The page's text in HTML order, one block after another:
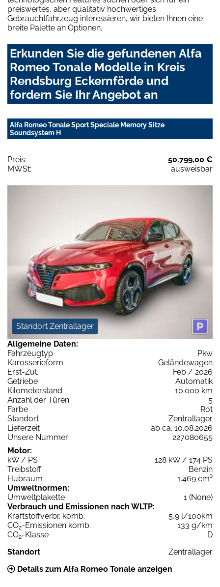
preiswertes, aber qualitativ hochwertiges
Gebrauchtfahrzeug interessieren, wir bieten Ihnen eine
breite Palette an Optionen.
Erkunden Sie die gefundenen Alfa
Romeo Tonale Modelle in Kreis
Rendsburg Eckernförde und
fordern Sie Ihr Angebot an
Alfa Romeo Tonale Sport Speciale Memory Sitze
Soundsystem H
Preis:
50.799,00 €
MWSt:
ausweisbar
Standort Zentrallager
Allgemeine Daten:
Fahrzeugtyp
Pkw
Karosserieform
Geländewagen
Erst-Zul.
Feb / 2026
Getriebe
Automatik
Kilometerstand
10.000 km
Anzahl der Türen
5
Farbe
Rot
Standort
Zentrallager
Lieferzeit
ab ca. 10.08.2026
Unsere Nummer
227080655
Motor:
kW / PS
128 kW / 174 PS
Treibstoff
Benzin
Hubraum
1.469 cm³
Umweltnormen:
Umweltplakette
1 (None)
Verbrauch und Emissionen nach WLTP:
Kraftstoffverbr. komb.
5,9 l/100km
CO2-Emissionen komb.
133 g/km
CO2-Klasse
D
Standort
Zentrallager
Details zum Alfa Romeo Tonale anzeigen